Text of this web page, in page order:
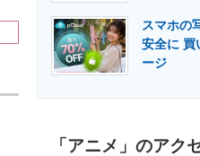
スマホの
安全に 買
ージ
「アニメ」のアク